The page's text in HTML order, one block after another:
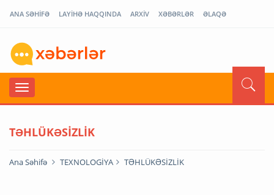
ANA SƏHİFƏ LAYİHƏ HAQQINDA ARXİV XƏBƏRLƏR ƏLAQƏ
TƏHLÜKƏSİZLİK
Ana Səhifə TEXNOLOGİYA TƏHLÜKƏSİZLİK